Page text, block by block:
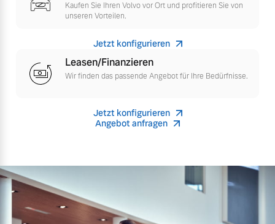
Kaufen Sie Ihren Volvo vor Ort und profitieren Sie von
unseren Vorteilen.
Jetzt konfigurieren
Leasen/Finanzieren
Wir finden das passende Angebot für Ihre Bedürfnisse.
Jetzt konfigurieren
Angebot anfragen